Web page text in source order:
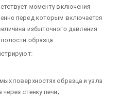
моменту включения
перед которым включается
избыточного давления
образца.
поверхностях образца и узла
стенку печи;